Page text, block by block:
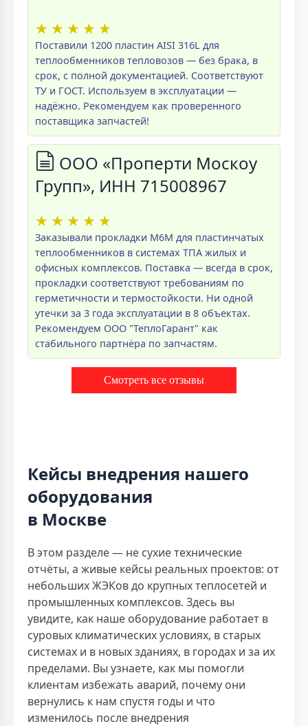
★ ★ ★ ★ ★
Поставили 1200 пластин AISI 316L для
теплообменников тепловозов — без брака, в
срок, с полной документацией. Соответствуют
ТУ и ГОСТ. Используем в эксплуатации —
надёжно. Рекомендуем как проверенного
поставщика запчастей!
ООО «Проперти Москоу
Групп», ИНН 715008967
★ ★ ★ ★ ★
Заказывали прокладки M6M для пластинчатых
теплообменников в системах ТПА жилых и
офисных комплексов. Поставка — всегда в срок,
прокладки соответствуют требованиям по
герметичности и термостойкости. Ни одной
утечки за 3 года эксплуатации в 8 объектах.
Рекомендуем ООО "ТеплоГарант" как
стабильного партнёра по запчастям.
Смотреть все отзывы
Кейсы внедрения нашего
оборудования
в Москве
В этом разделе — не сухие технические
отчёты, а живые кейсы реальных проектов: от
небольших ЖЭКов до крупных теплосетей и
промышленных комплексов. Здесь вы
увидите, как наше оборудование работает в
суровых климатических условиях, в старых
системах и в новых зданиях, в городах и за их
пределами. Вы узнаете, как мы помогли
клиентам избежать аварий, почему они
вернулись к нам спустя годы и что
изменилось после внедрения